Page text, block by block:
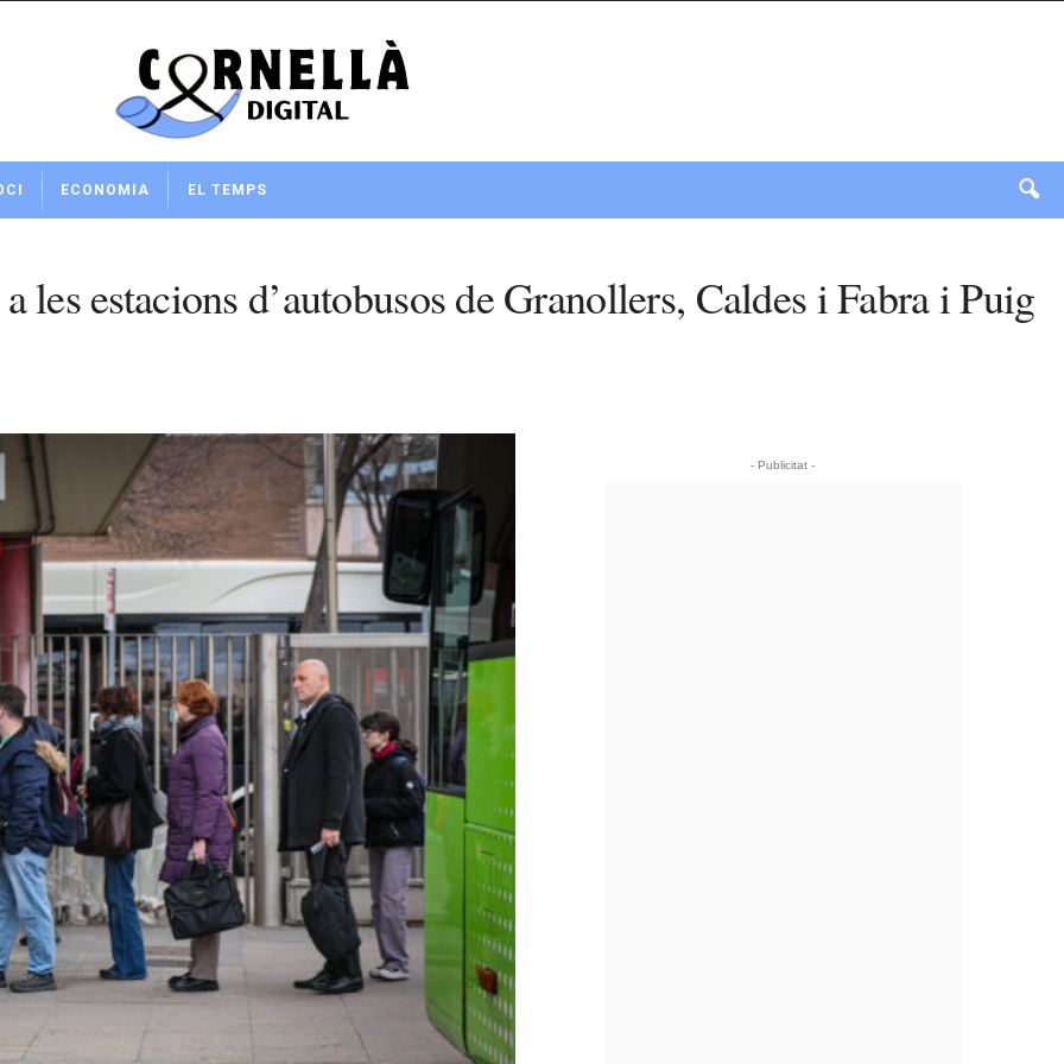
ECONOMIA EL TEMPS
estacions d’autobusos de Granollers, Caldes i Fabra i Puig
- Publicitat -